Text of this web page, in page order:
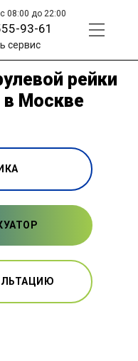
08:00 до 22:00
93-61
сервис
рейки
в Москве